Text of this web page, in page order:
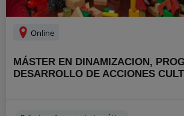
Online
MÁSTER EN DINAMIZACION,
DESARROLLO DE ACCIONES